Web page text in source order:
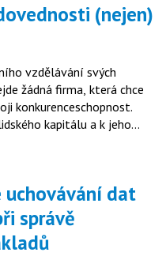
vzdělávání svých
žádná firma, která chce
konkurenceschopnost.
kapitálu a k jeho
správě